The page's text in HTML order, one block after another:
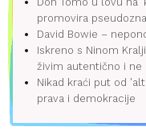
promovira
David Bowie –
Iskreno s Ninom
živim autentično i ne
Nikad kraći put od
prava i demokracije